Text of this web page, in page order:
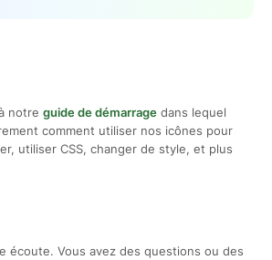
notre guide de démarrage dans lequel
comment utiliser nos icônes pour
utiliser CSS, changer de style, et plus
écoute. Vous avez des questions ou des